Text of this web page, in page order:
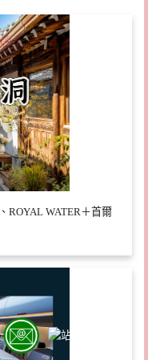
ROYAL WATER＋首爾